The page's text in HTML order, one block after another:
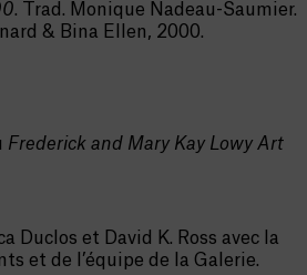
. Trad. Monique Nadeau-Saumier.
& Bina Ellen, 2000.
Frederick and Mary Kay Lowy Art
Duclos et David K. Ross avec la
et de l’équipe de la Galerie.